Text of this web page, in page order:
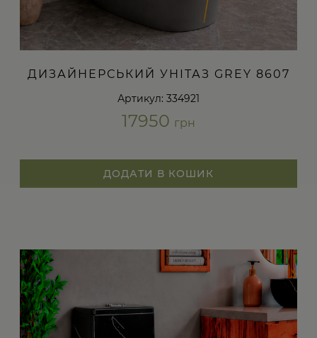
ДИЗАЙНЕРСЬКИЙ УНІТАЗ GREY 8607
Артикул: 334921
17950 грн
ДОДАТИ В КОШИК